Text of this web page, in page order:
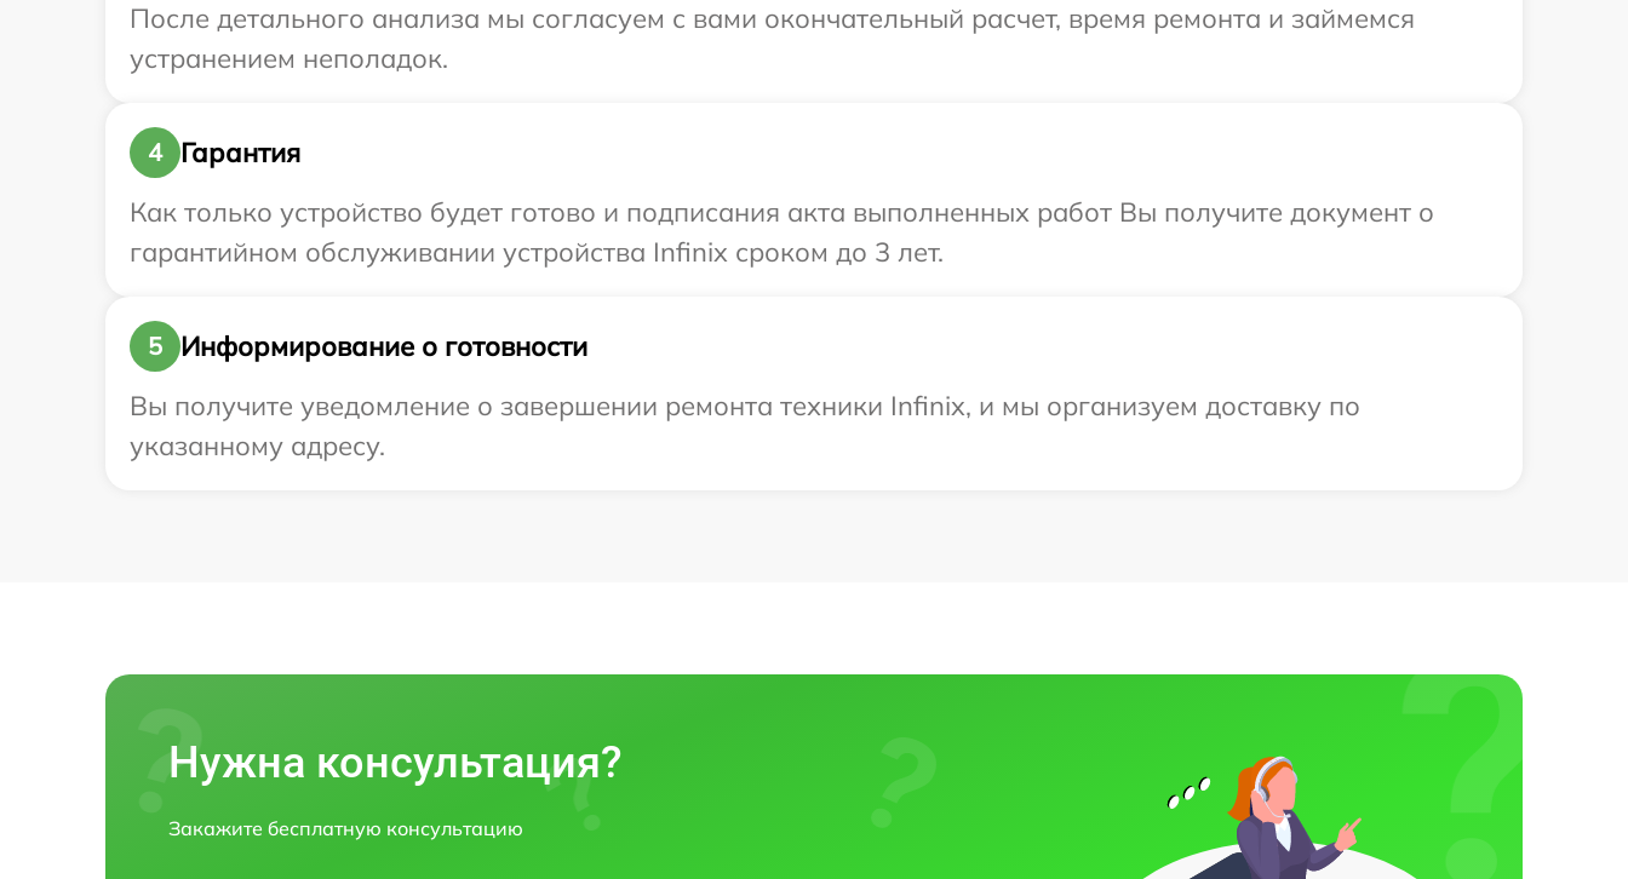
После детального анализа мы согласуем с вами окончательный расчет, время ремонта и займемся
устранением неполадок.
4
Гарантия
Как только устройство будет готово и подписания акта выполненных работ Вы получите документ о
гарантийном обслуживании устройства Infinix сроком до 3 лет.
5
Информирование о готовности
Вы получите уведомление о завершении ремонта техники Infinix, и мы организуем доставку по
указанному адресу.
Нужна консультация?
Закажите бесплатную консультацию